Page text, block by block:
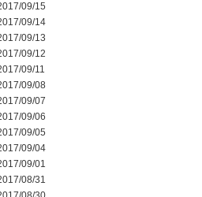
09/15
09/14
09/13
09/12
09/11
09/08
09/07
09/06
09/05
09/04
09/01
08/31